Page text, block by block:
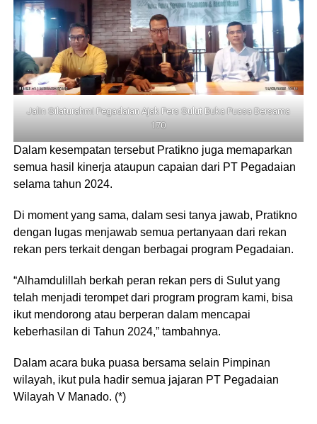
Jalin Silaturahmi Pegadaian Ajak Pers Sulut Buka Puasa Bersama
170
Dalam kesempatan tersebut Pratikno juga memaparkan
semua hasil kinerja ataupun capaian dari PT Pegadaian
selama tahun 2024.
Di moment yang sama, dalam sesi tanya jawab, Pratikno
dengan lugas menjawab semua pertanyaan dari rekan
rekan pers terkait dengan berbagai program Pegadaian.
“Alhamdulillah berkah peran rekan pers di Sulut yang
telah menjadi terompet dari program program kami, bisa
ikut mendorong atau berperan dalam mencapai
keberhasilan di Tahun 2024,” tambahnya.
Dalam acara buka puasa bersama selain Pimpinan
wilayah, ikut pula hadir semua jajaran PT Pegadaian
Wilayah V Manado. (*)